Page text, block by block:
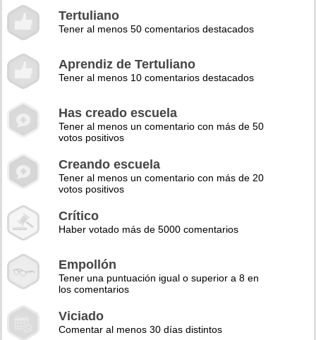
Tertuliano
Tener al menos 50 comentarios destacados
Aprendiz de Tertuliano
Tener al menos 10 comentarios destacados
Has creado escuela
Tener al menos un comentario con más de 50
votos positivos
Creando escuela
Tener al menos un comentario con más de 20
votos positivos
Crítico
Haber votado más de 5000 comentarios
Empollón
Tener una puntuación igual o superior a 8 en
los comentarios
Viciado
Comentar al menos 30 días distintos